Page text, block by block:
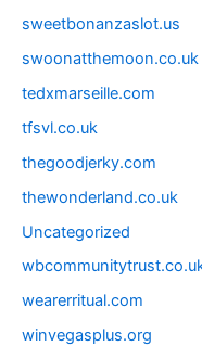
sweetbonanzaslot.us
swoonatthemoon.co.uk
tedxmarseille.com
tfsvl.co.uk
thegoodjerky.com
thewonderland.co.uk
Uncategorized
wearerritual.com
winvegasplus.org